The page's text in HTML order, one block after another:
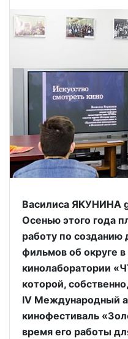
Василиса ЯКУНИНА
Осенью этого года
работу по созданию
фильмов об округе
кинолаборатории
которой,
IV Международный
кинофестиваль
время его работы